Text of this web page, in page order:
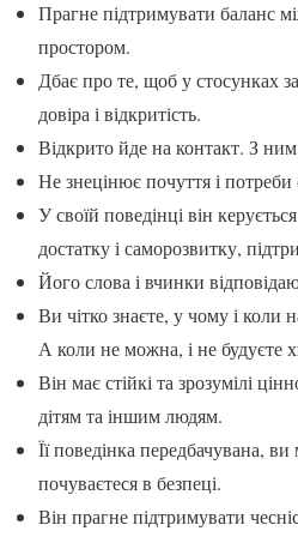
Прагне підтримувати баланс
простором.
Дбає про те, щоб у стосунках
довіра і відкритість.
Відкрито йде на контакт. З
Не знецінює почуття і потреби
У своїй поведінці він
достатку і саморозвитку,
Його слова і вчинки
Ви чітко знаєте, у чому і коли
А коли не можна, і не будуєте
Він має стійкі та зрозумілі
дітям та іншим людям.
Її поведінка передбачувана,
почуваєтеся в безпеці.
Він прагне підтримувати